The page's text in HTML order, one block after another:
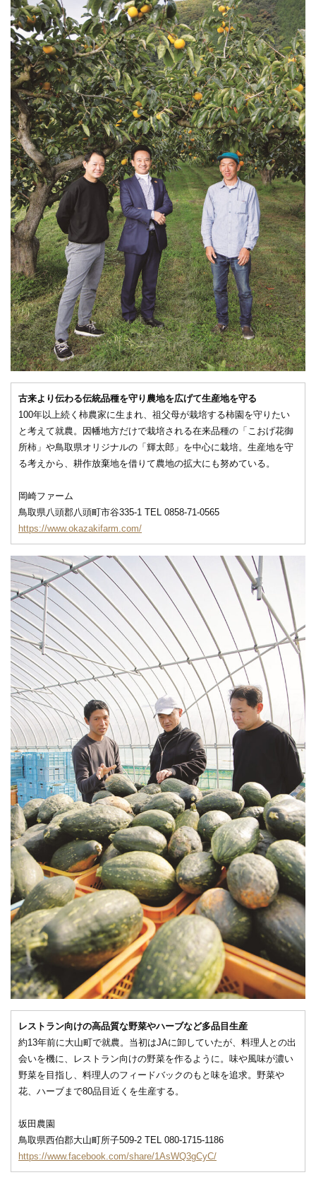
古来より伝わる伝統品種を守り農地を広げて生産地を守る
100年以上続く柿農家に生まれ、祖父母が栽培する柿園を守りたい
と考えて就農。因幡地方だけで栽培される在来品種の「こおげ花御
所柿」や鳥取県オリジナルの「輝太郎」を中心に栽培。生産地を守
る考えから、耕作放棄地を借りて農地の拡大にも努めている。
岡崎ファーム
鳥取県八頭郡八頭町市谷335-1 TEL 0858-71-0565
https://www.okazakifarm.com/
レストラン向けの高品質な野菜やハーブなど多品目生産
約13年前に大山町で就農。当初はJAに卸していたが、料理人との出
会いを機に、レストラン向けの野菜を作るように。味や風味が濃い
野菜を目指し、料理人のフィードバックのもと味を追求。野菜や
花、ハーブまで80品目近くを生産する。
坂田農園
鳥取県西伯郡大山町所子509-2 TEL 080-1715-1186
https://www.facebook.com/share/1AsWQ3gCyC/